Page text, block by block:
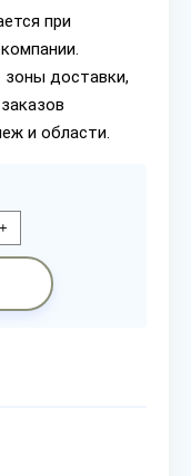
при
зоны доставки,
и области.
+